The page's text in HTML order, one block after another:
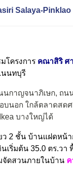
Salaya-Pinklao
โครงการ คณาสิริ ศ
นนทบุรี
นนกาญจนาภิเษก,
นอก ใกล้ตลาดสด
บางใหญ่ได้
ว 2 ชั้น บ้านแฝดหน้
เริ่มต้น 35.0 ตร.วา
จัดสวนภายในบ้าน ค